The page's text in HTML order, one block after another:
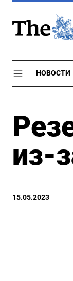
НОВОСТИ
из-
15.05.2023